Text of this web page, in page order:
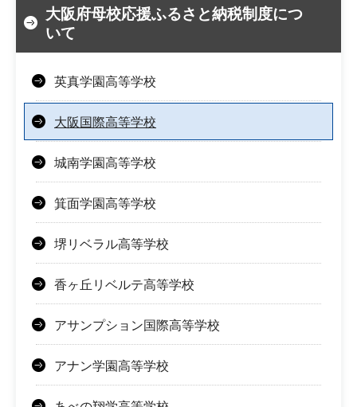
大阪府母校応援ふるさと納税制度につ
いて
英真学園高等学校
大阪国際高等学校
城南学園高等学校
箕面学園高等学校
堺リベラル高等学校
香ヶ丘リベルテ高等学校
アサンプション国際高等学校
アナン学園高等学校